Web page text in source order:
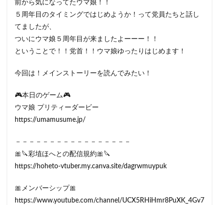
前から気になってたウマ娘！！
５周年目のタイミングではじめようか！って党員たちと話し
てましたが、
ついにウマ娘５周年目が来ましたよーーー！！
ということで！！党首！！ウマ娘ゆったりはじめます！
今回は！メインストーリーを読んでみたい！
🎮本日のゲーム🎮
ウマ娘 プリティーダービー
https://umamusume.jp/
－－－－－－－－－－－－－－－－－
🎀🔪彩埴ほへとの配信規約🎀🔪
https://hoheto-vtuber.my.canva.site/dagrwmuypuk
🎀メンバーシップ🎀
https://www.youtube.com/channel/UCX5RHiHmr8PuXK_4Gv7